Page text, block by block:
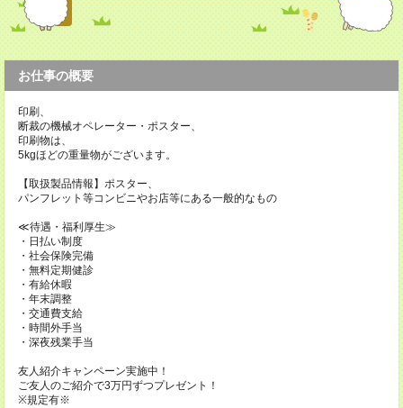
お仕事の概要
印刷、
断裁の機械オペレーター・ポスター、
印刷物は、
5kgほどの重量物がございます。
【取扱製品情報】ポスター、
パンフレット等コンビニやお店等にある一般的なもの
≪待遇・福利厚生≫
・日払い制度
・社会保険完備
・無料定期健診
・有給休暇
・年末調整
・交通費支給
・時間外手当
・深夜残業手当
友人紹介キャンペーン実施中！
ご友人のご紹介で3万円ずつプレゼント！
※規定有※